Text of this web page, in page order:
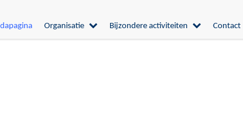
Organisatie Bijzondere activiteiten Contact